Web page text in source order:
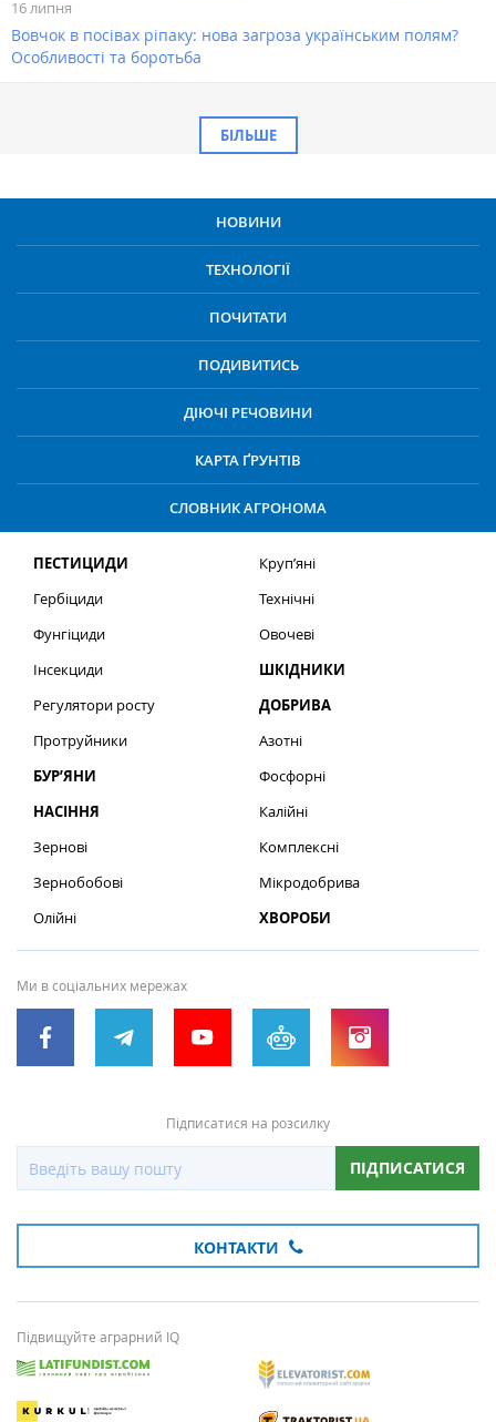
16 липня
Вовчок в посівах ріпаку: нова загроза українським полям?
Особливості та боротьба
БІЛЬШЕ
НОВИНИ
ТЕХНОЛОГІЇ
ПОЧИТАТИ
ПОДИВИТИСЬ
ДІЮЧІ РЕЧОВИНИ
КАРТА ҐРУНТІВ
СЛОВНИК АГРОНОМА
ПЕСТИЦИДИ
Гербіциди
Фунгіциди
Інсекциди
Регулятори росту
Протруйники
БУР’ЯНИ
НАСІННЯ
Зернові
Зернобобові
Олійні
Круп’яні
Технічні
Овочеві
ШКІДНИКИ
ДОБРИВА
Азотні
Фосфорні
Калійні
Комплексні
Мікродобрива
ХВОРОБИ
Ми в соціальних мережах
Підписатися на розсилку
ПІДПИСАТИСЯ
КОНТАКТИ
Підвищуйте аграрний IQ